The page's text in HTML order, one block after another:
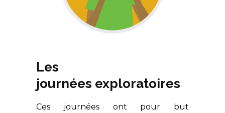
Les
journées exploratoires
Ces journées ont pour but